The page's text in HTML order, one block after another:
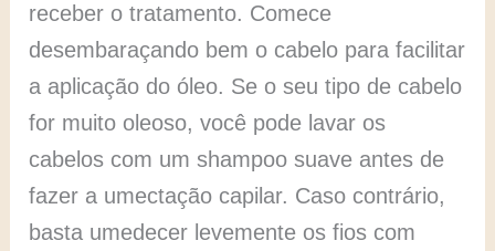
receber o tratamento. Comece
desembaraçando bem o cabelo para facilitar
a aplicação do óleo. Se o seu tipo de cabelo
for muito oleoso, você pode lavar os
cabelos com um shampoo suave antes de
fazer a umectação capilar. Caso contrário,
basta umedecer levemente os fios com